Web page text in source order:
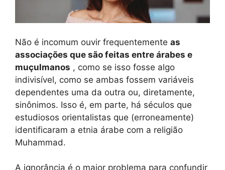
Não é incomum ouvir frequentemente as
associações que são feitas entre árabes e
muçulmanos , como se isso fosse algo
indivisível, como se ambas fossem variáveis ​​
dependentes uma da outra ou, diretamente,
sinônimos. Isso é, em parte, há séculos que
estudiosos orientalistas que (erroneamente)
identificaram a etnia árabe com a religião
Muhammad.
A ignorância é o maior problema para confundir